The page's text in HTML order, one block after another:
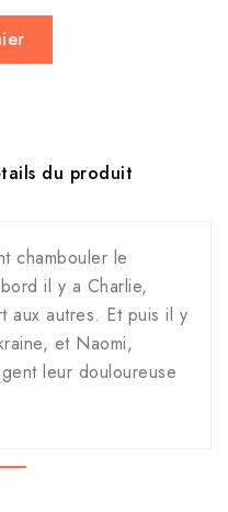
du produit
chambouler le
il y a Charlie,
aux autres. Et puis il y
et Naomi,
leur douloureuse